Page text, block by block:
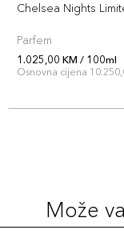
Chelsea Nights
Parfem
1.025,00 KM / 100ml
Osnovna cijena
Može